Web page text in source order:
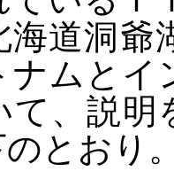
海道洞爺
ナムとイ
、説明
とおり